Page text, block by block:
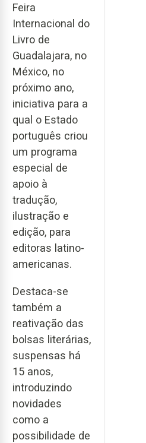
Feira
Internacional do
Livro de
Guadalajara, no
México, no
próximo ano,
iniciativa para a
qual o Estado
português criou
um programa
especial de
apoio à
tradução,
ilustração e
edição, para
editoras latino-
americanas.
Destaca-se
também a
reativação das
bolsas literárias,
suspensas há
15 anos,
introduzindo
novidades
como a
possibilidade de